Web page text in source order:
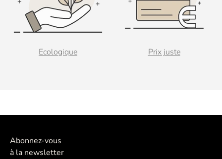
Ecologique Prix juste
Abonnez-vous
à la newsletter